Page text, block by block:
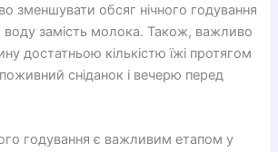
зменшувати обсяг нічного годування
воду замість молока. Також, важливо
достатньою кількістю їжі протягом
сніданок і вечерю перед
годування є важливим етапом у